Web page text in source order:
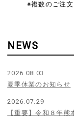
※複数のご注
NEWS
2026.08.03
夏季休業のお知らせ
2026.07.29
【重要】令和８年